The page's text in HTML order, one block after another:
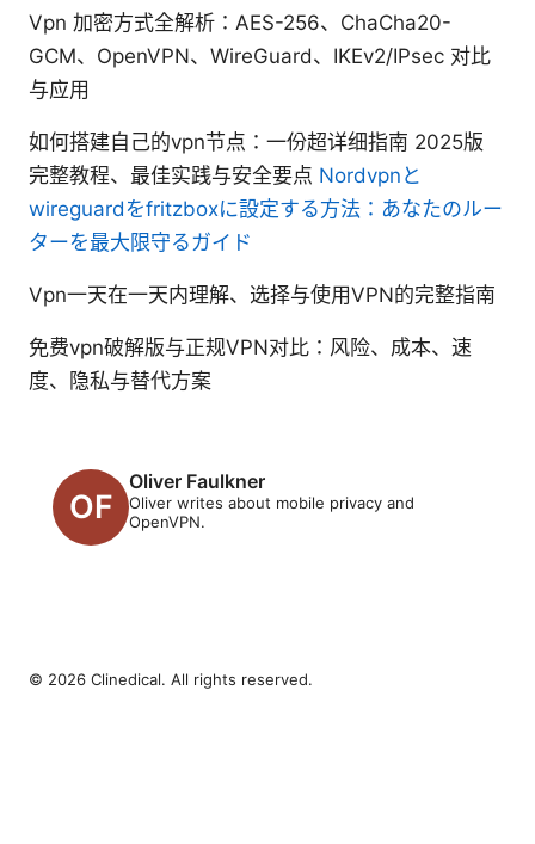
Vpn 加密方式全解析：AES-256、ChaCha20-
GCM、OpenVPN、WireGuard、IKEv2/IPsec 对比
与应用
如何搭建自己的vpn节点：一份超详细指南 2025版
完整教程、最佳实践与安全要点 Nordvpnと
wireguardをfritzboxに設定する方法：あなたのルー
ターを最大限守るガイド
Vpn一天在一天内理解、选择与使用VPN的完整指南
免费vpn破解版与正规VPN对比：风险、成本、速
度、隐私与替代方案
Oliver Faulkner
Oliver writes about mobile privacy and
OpenVPN.
© 2026 Clinedical. All rights reserved.